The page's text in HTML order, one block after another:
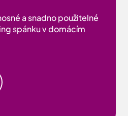
a snadno použitelné
spánku v domácím